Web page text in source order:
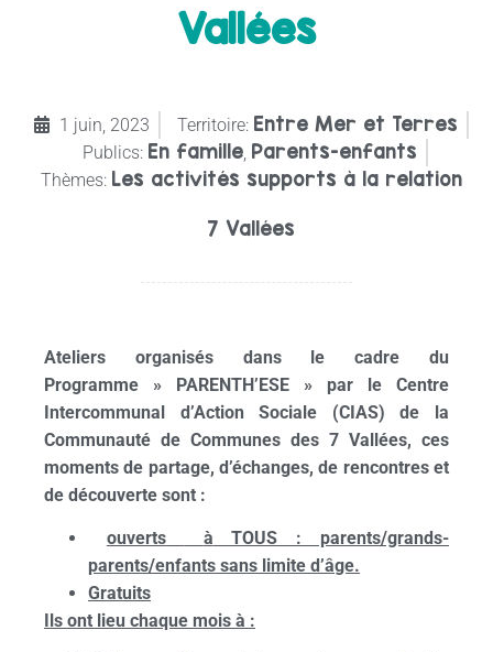
Vallées
1 juin, 2023 Territoire: Entre Mer et Terres
Publics: En famille Parents-enfants
Thèmes: Les activités supports à la relation
7 Vallées
Ateliers organisés dans le cadre du
Programme »
PARENTH’ESE » par le Centre
Intercommunal d’Action
Sociale (CIAS) de la
Communauté de Communes des 7 Vallées, ces
moments de partage, d’échanges, de rencontres et
de découverte sont :
ouverts à TOUS : parents/grands-
parents/enfants sans limite d’âge.
Gratuits
Ils ont lieu chaque mois à :